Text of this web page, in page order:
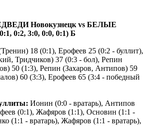
Новокузнецк vs БЕЛЫЕ
0:2, 3:0, 0:0, 0:1) Б
18 (0:1), Ерофеев 25 (0:2 - буллит),
Тридчиков) 37 (0:3 - бол), Репин
50 (1:3), Репин (Захаров, Антипов) 59
60 (3:3), Ерофеев 65 (3:4 - победный
Ионин (0:0 - вратарь), Антипов
(0:1), Жафяров (1:1), Основин (1:1 -
(1:1 - вратарь), Жафяров (1:1 - вратарь),